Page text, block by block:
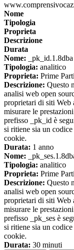
Nome
Tipologia
Proprieta
Descrizione
Durata
Nome: _pk_id.1.8dba
Tipologia: analitico
Proprieta: Prime Parti
Descrizione: Questo
analisi web open
proprietari di siti Web
misurare le
prefisso _pk_id è
si ritiene sia un
cookie.
Durata: 1 anno
Nome:
Tipologia: analitico
Proprieta: Prime Parti
Descrizione: Questo
analisi web open
proprietari di siti Web
misurare le
prefisso _pk_ses è
si ritiene sia un
cookie.
Durata: 30 minuti